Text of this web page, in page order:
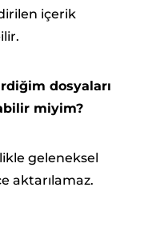
içerik
dosyaları
miyim?
geleneksel
aktarılamaz.